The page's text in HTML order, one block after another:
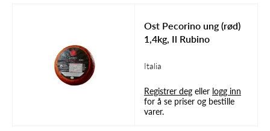
Ost Pecorino ung (rød)
1,4kg, Il Rubino
Italia
Registrer deg eller logg inn
for å se priser og bestille
varer.